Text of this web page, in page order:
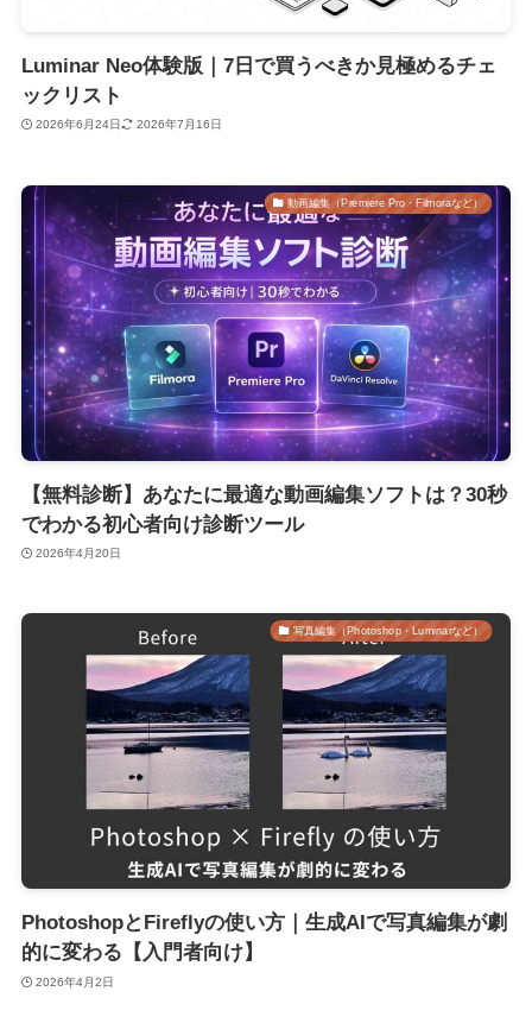
Luminar Neo体験版｜7日で買うべきか見極めるチェ
ックリスト
2026年6月24日 2026年7月16日
動画編集（Premiere Pro・Filmoraなど）
【無料診断】あなたに最適な動画編集ソフトは？30秒
でわかる初心者向け診断ツール
2026年4月20日
写真編集（Photoshop・Luminarなど）
PhotoshopとFireflyの使い方｜生成AIで写真編集が劇
的に変わる【入門者向け】
2026年4月2日